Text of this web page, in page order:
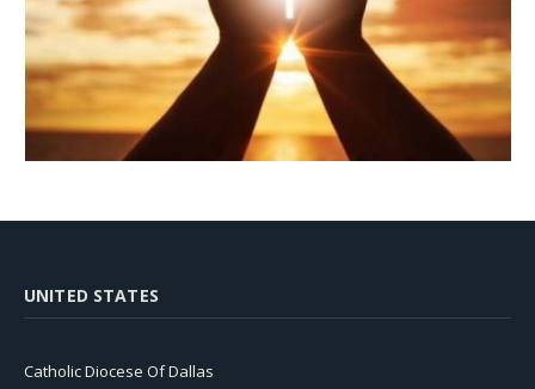
UNITED STATES
Catholic Diocese Of Dallas